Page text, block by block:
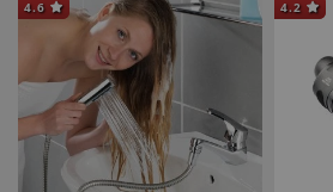
4.6 4.2